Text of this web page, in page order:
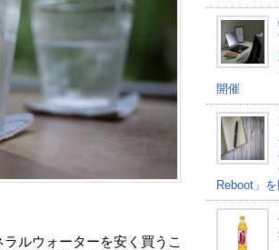
ルウォーターを安く買うこ
開催
Reboot」